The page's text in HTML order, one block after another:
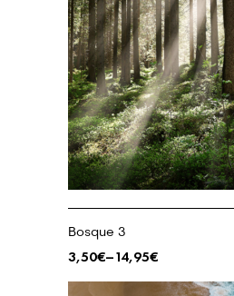
Bosque 3
3,50€–14,95€